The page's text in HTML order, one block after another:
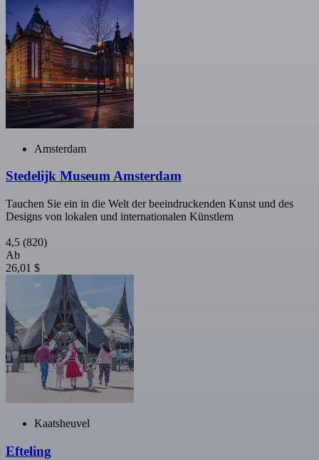
Amsterdam
Stedelijk Museum Amsterdam
Tauchen Sie ein in die Welt der beeindruckenden Kunst und des
Designs von lokalen und internationalen Künstlern
4,5 (820)
Ab
26,01 $
Kaatsheuvel
Efteling